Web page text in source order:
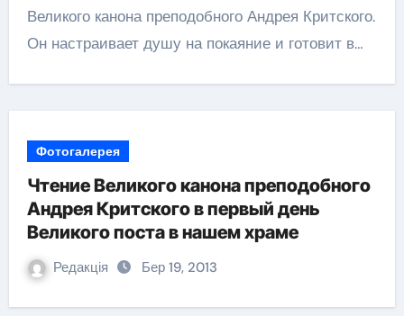
Великого канона преподобного Андрея Критского.
Он настраивает душу на покаяние и готовит в…
Фотогалерея
Чтение Великого канона преподобного
Андрея Критского в первый день
Великого поста в нашем храме
Редакція Бер 19, 2013